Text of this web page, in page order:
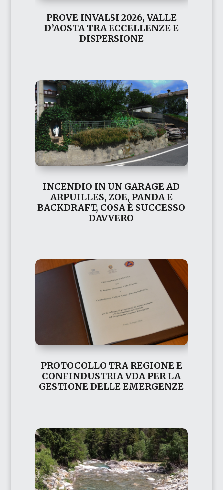
PROVE INVALSI 2026, VALLE
D’AOSTA TRA ECCELLENZE E
DISPERSIONE
INCENDIO IN UN GARAGE AD
ARPUILLES, ZOE, PANDA E
BACKDRAFT, COSA È SUCCESSO
DAVVERO
PROTOCOLLO TRA REGIONE E
CONFINDUSTRIA VDA PER LA
GESTIONE DELLE EMERGENZE